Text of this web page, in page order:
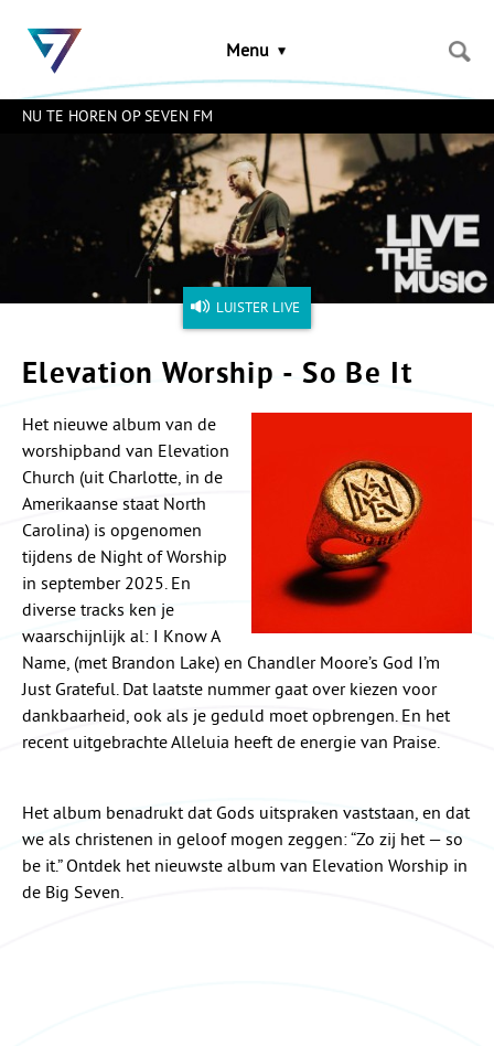
links
Spring
naar
inhoud
menu
Menu
NU TE HOREN OP SEVEN FM
LUISTER LIVE
Elevation Worship - So Be It
Het nieuwe album van de
worshipband van Elevation
Church (uit Charlotte, in de
Amerikaanse staat North
Carolina) is opgenomen
tijdens de Night of Worship
in september 2025. En
diverse tracks ken je
waarschijnlijk al: I Know A
Name, (met Brandon Lake) en Chandler Moore’s God I’m
Just Grateful. Dat laatste nummer gaat over kiezen voor
dankbaarheid, ook als je geduld moet opbrengen. En het
recent uitgebrachte Alleluia heeft de energie van Praise.
Het album benadrukt dat Gods uitspraken vaststaan, en dat
we als christenen in geloof mogen zeggen: “Zo zij het — so
be it.” Ontdek het nieuwste album van Elevation Worship in
de Big Seven.